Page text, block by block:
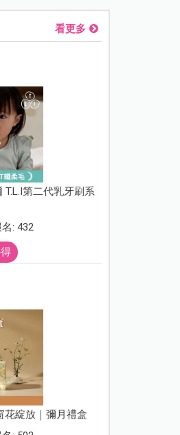
看更多
T.L.I第二代乳牙刷系
: 432
花綻放｜彌月禮盒